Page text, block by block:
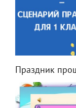
Праздник